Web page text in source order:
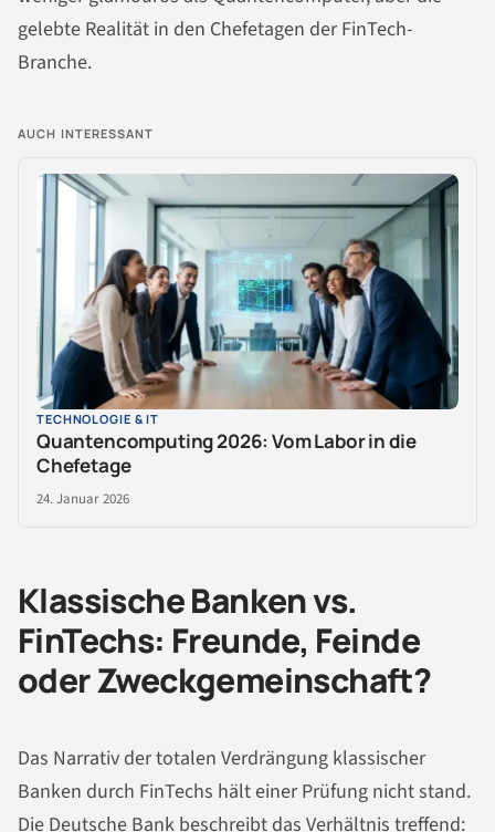
gelebte Realität in den Chefetagen der FinTech-
Branche.
AUCH INTERESSANT
TECHNOLOGIE & IT
Quantencomputing 2026: Vom Labor in die
Chefetage
24. Januar 2026
Klassische Banken vs.
FinTechs: Freunde, Feinde
oder Zweckgemeinschaft?
Das Narrativ der totalen Verdrängung klassischer
Banken durch FinTechs hält einer Prüfung nicht stand.
Die Deutsche Bank beschreibt das Verhältnis treffend: